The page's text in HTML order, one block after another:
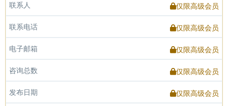
联系人 仅限高级会员
联系电话 仅限高级会员
电子邮箱 仅限高级会员
咨询总数 仅限高级会员
发布日期 仅限高级会员